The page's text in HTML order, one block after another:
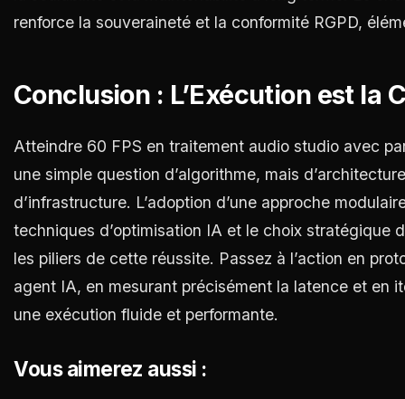
renforce la souveraineté et la conformité RGPD,
Conclusion : L’Exécution est la
Atteindre 60 FPS en traitement audio studio avec
une simple question d’algorithme, mais
d’infrastructure. L’adoption d’une approche
techniques d’optimisation IA et le choix stratégique
les piliers de cette réussite. Passez à l’action en
agent IA, en mesurant précisément la latence et en
une exécution fluide et performante.
Vous aimerez aussi :